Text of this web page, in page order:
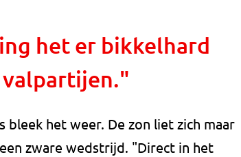
het er bikkelhard
valpartijen."
het weer. De zon liet zich maar
zware wedstrijd. "Direct in het